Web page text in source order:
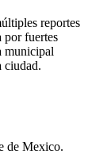
reportes
por fuertes
municipal
ciudad.
de Mexico.